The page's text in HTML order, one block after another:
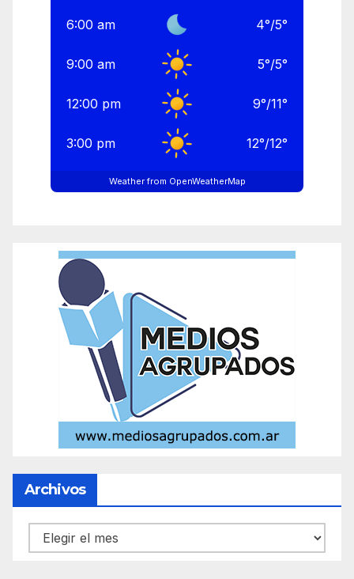
6:00 am 4°/5°
9:00 am 5°/5°
12:00 pm 9°/11°
3:00 pm 12°/12°
Weather from OpenWeatherMap
Archivos
Archivos